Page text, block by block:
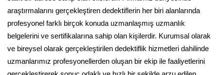
araştırmalarını gerçekleştiren dedektiflerin her biri alanlarında
profesyonel farklı birçok konuda uzmanlaşmış uzmanlık
belgelerini ve sertifikalarına sahip olan kişilerdir. Kurumsal olarak
ve bireysel olarak gerçekleştirilen dedektiflik hizmetleri dahilinde
uzmanlarımız profesyonellerden oluşan bir ekip ile faaliyetlerini